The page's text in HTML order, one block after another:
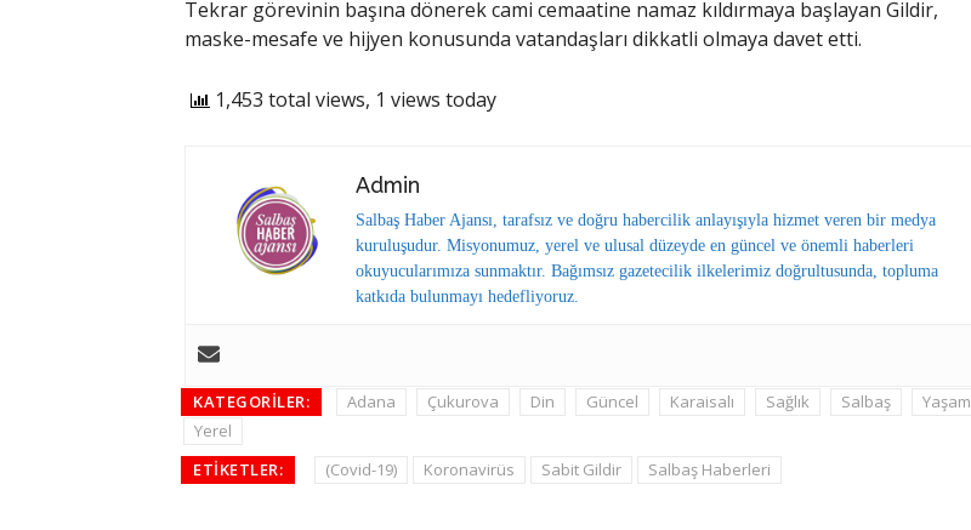
Tekrar görevinin başına dönerek cami cemaatine namaz kıldırmaya başlayan Gildir,
maske-mesafe ve hijyen konusunda vatandaşları dikkatli olmaya davet etti.
1,453 total views, 1 views today
Admin
Salbaş Haber Ajansı, tarafsız ve doğru habercilik anlayışıyla hizmet veren bir medya
kuruluşudur. Misyonumuz, yerel ve ulusal düzeyde en güncel ve önemli haberleri
okuyucularımıza sunmaktır. Bağımsız gazetecilik ilkelerimiz doğrultusunda, topluma
katkıda bulunmayı hedefliyoruz.
KATEGORILER: Adana Çukurova Din Güncel Karaisalı Sağlık Salbaş
Yaşam
Yerel
ETIKETLER:
(Covid-19) Koronavirüs Sabit Gildir Salbaş Haberleri